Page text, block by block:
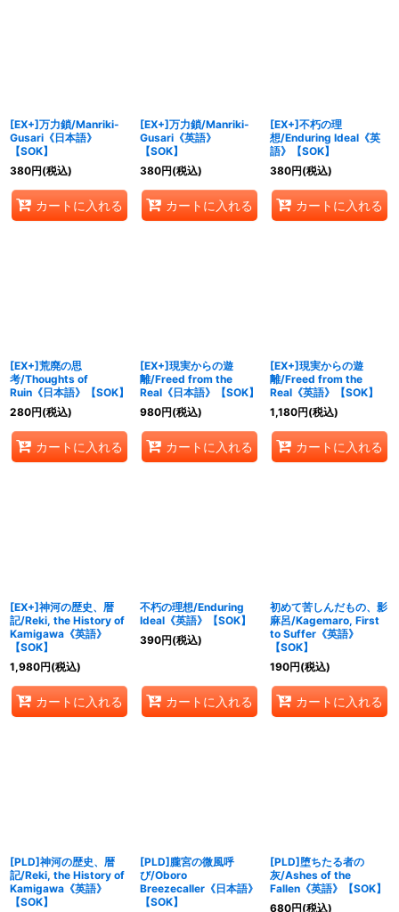
[EX+]万力鎖/Manriki-
Gusari《日本語》
【SOK】
380円(税込)
カートに入れる
[EX+]万力鎖/Manriki-
Gusari《英語》
【SOK】
380円(税込)
カートに入れる
[EX+]不朽の理
想/Enduring Ideal《英
語》【SOK】
380円(税込)
カートに入れる
[EX+]荒廃の思
考/Thoughts of
Ruin《日本語》【SOK】
280円(税込)
カートに入れる
[EX+]現実からの遊
離/Freed from the
Real《日本語》【SOK】
980円(税込)
カートに入れる
[EX+]現実からの遊
離/Freed from the
Real《英語》【SOK】
1,180円(税込)
カートに入れる
[EX+]神河の歴史、暦
記/Reki, the History of
Kamigawa《英語》
【SOK】
1,980円(税込)
カートに入れる
不朽の理想/Enduring
Ideal《英語》【SOK】
390円(税込)
カートに入れる
初めて苦しんだもの、影
麻呂/Kagemaro, First
to Suffer《英語》
【SOK】
190円(税込)
カートに入れる
[PLD]神河の歴史、暦
記/Reki, the History of
Kamigawa《英語》
【SOK】
[PLD]朧宮の微風呼
び/Oboro
Breezecaller《日本語》
【SOK】
[PLD]堕ちたる者の
灰/Ashes of the
Fallen《英語》【SOK】
680円(税込)